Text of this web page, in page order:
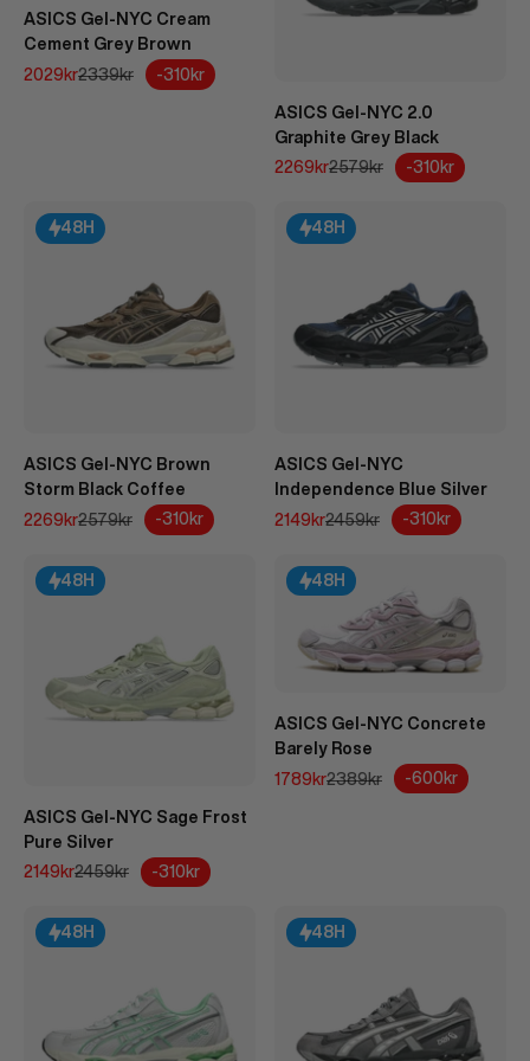
ASICS Gel-NYC Cream
Cement Grey Brown
REA-pris
2029krPris
2339kr -310kr
ASICS Gel-NYC 2.0
Graphite Grey Black
REA-pris
2269krPris
2579kr -310kr
48H
ASICS Gel-NYC Brown
Storm Black Coffee
REA-pris
2269krPris
2579kr -310kr
48H
ASICS Gel-NYC
Independence Blue Silver
REA-pris
2149krPris
2459kr -310kr
48H
ASICS Gel-NYC Sage Frost
Pure Silver
REA-pris
2149krPris
2459kr -310kr
48H
ASICS Gel-NYC Concrete
Barely Rose
REA-pris
1789krPris
2389kr -600kr
48H 48H